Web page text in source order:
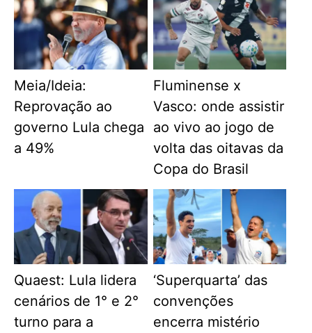
Meia/Ideia:
Reprovação ao
governo Lula chega
a 49%
Fluminense x
Vasco: onde assistir
ao vivo ao jogo de
volta das oitavas da
Copa do Brasil
Quaest: Lula lidera
cenários de 1° e 2°
turno para a
‘Superquarta’ das
convenções
encerra mistério